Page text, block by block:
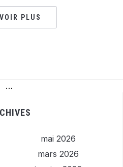
PLUS
…
mai 2026
mars 2026